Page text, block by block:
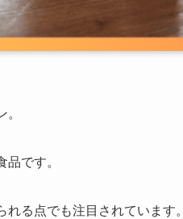
です。
る点でも注目されています。